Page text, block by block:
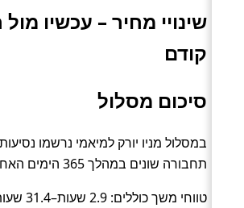
שינויי מחיר – עכשיו מול
קודם
סיכום מסלול
תחבורה שונים במהלך 365 הימים האחרונים.
טווחי משך